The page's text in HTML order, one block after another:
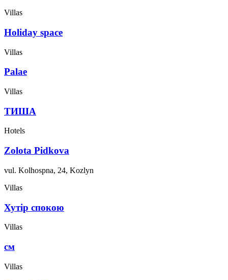
Villas
Holiday space
Villas
Palae
Villas
ТИША
Hotels
Zolota Pidkova
vul. Kolhospna, 24, Kozlyn
Villas
Хутір спокою
Villas
см
Villas